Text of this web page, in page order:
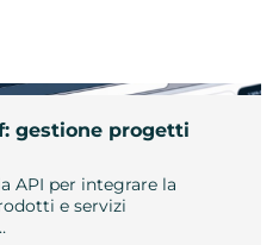
gestione progetti
API per integrare la
e servizi